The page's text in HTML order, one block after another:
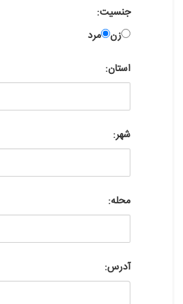
جنسیت:
زن مرد
استان:
شهر:
محله:
آدرس: